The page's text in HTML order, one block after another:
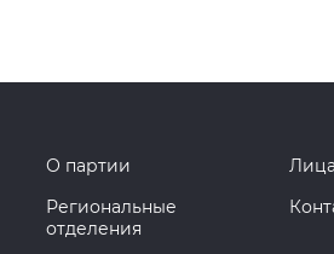
О партии
Региональные
отделения